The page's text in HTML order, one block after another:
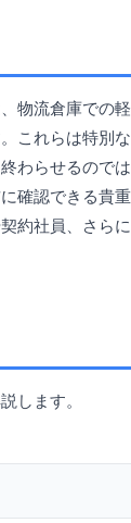
物流倉庫での
これらは特別
わらせるので
確認できる貴
約社員、さら
します。